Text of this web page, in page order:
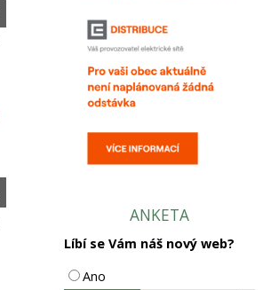
ANKETA
Líbí se Vám náš nový web?
Ano